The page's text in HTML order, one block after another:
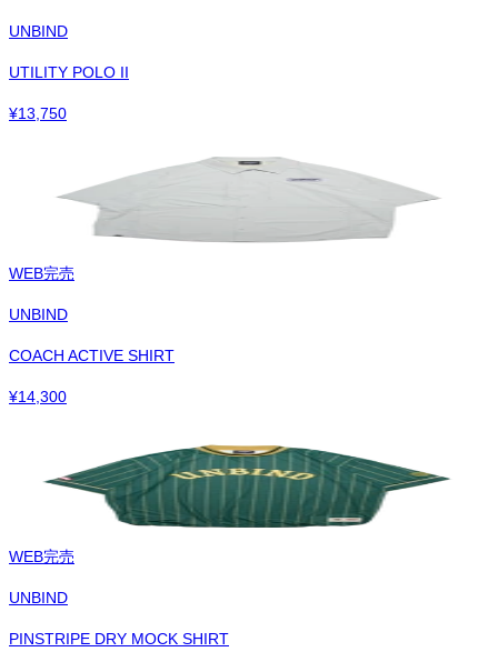
UNBIND
UTILITY POLO II
¥13,750
WEB完売
UNBIND
COACH ACTIVE SHIRT
¥14,300
WEB完売
UNBIND
PINSTRIPE DRY MOCK SHIRT